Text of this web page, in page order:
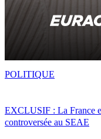
EXCLUSIF : La France
controversée au SEAE
POLITIQUE